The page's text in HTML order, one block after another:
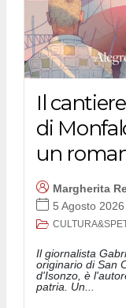
Il
di
un
Margherita
5 Agosto 2026
Il giornalista
originario di San
d'Isonzo, è
patria. Un...